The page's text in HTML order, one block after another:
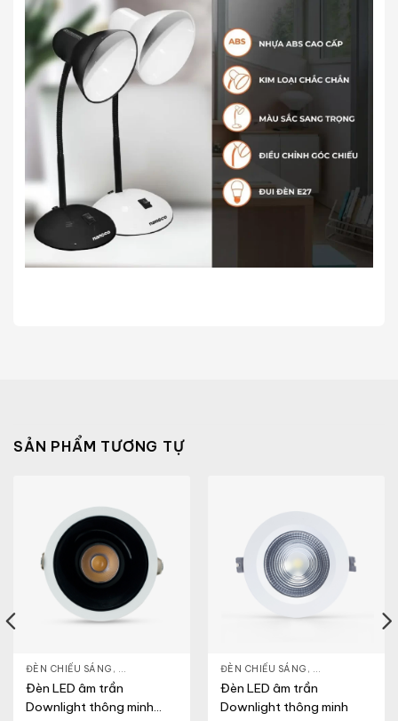
SẢN PHẨM TƯƠNG TỰ
ĐÈN CHIẾU SÁNG , ĐÈN LED DOWNLIGHT, THIẾT BỊ CHIẾU SÁNG
Đèn LED âm trần
Downlight thông minh
ĐÈN CHIẾU SÁNG , ĐÈN LED
Đèn LED âm trần
Downlight thông minh
, THIẾT BỊ CHIẾU SÁNG